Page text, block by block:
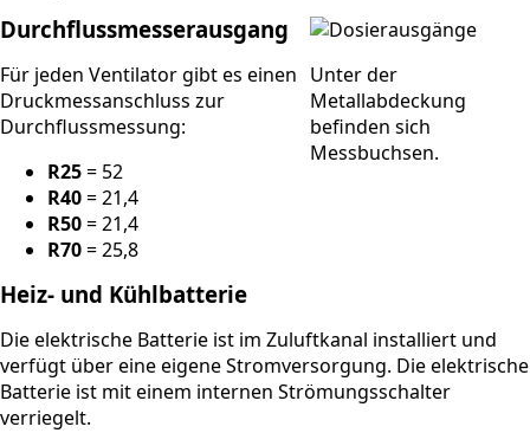
Durchflussmesserausgang
Für jeden Ventilator gibt es einen
Druckmessanschluss zur
Durchflussmessung:
R25= 52
R40= 21,4
R50= 21,4
R70= 25,8
Unter der
Metallabdeckung
befinden sich
Messbuchsen.
Heiz- und Kühlbatterie
Die elektrische Batterie ist im Zuluftkanal installiert und
verfügt über eine eigene Stromversorgung. Die elektrische
Batterie ist mit einem internen Strömungsschalter
verriegelt.